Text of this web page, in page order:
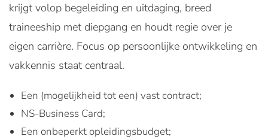
krijgt volop begeleiding en uitdaging, breed
traineeship met diepgang en houdt regie over je
eigen carrière. Focus op persoonlijke ontwikkeling en
vakkennis staat centraal.
Een (mogelijkheid tot een) vast contract;
NS-Business Card;
Een onbeperkt opleidingsbudget;